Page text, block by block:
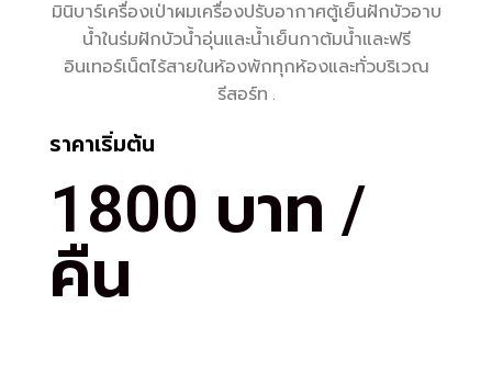
มินิบาร์เครื่องเป่าผมเครื่องปรับอากาศตู้เย็นฝักบัวอาบ
น้ำในร่มฝักบัวน้ำอุ่นและน้ำเย็นกาต้มน้ำและฟรี
อินเทอร์เน็ตไร้สายในห้องพักทุกห้องและทั่วบริเวณ
รีสอร์ท .
ราคาเริ่มต้น
1800 บาท /
คืน